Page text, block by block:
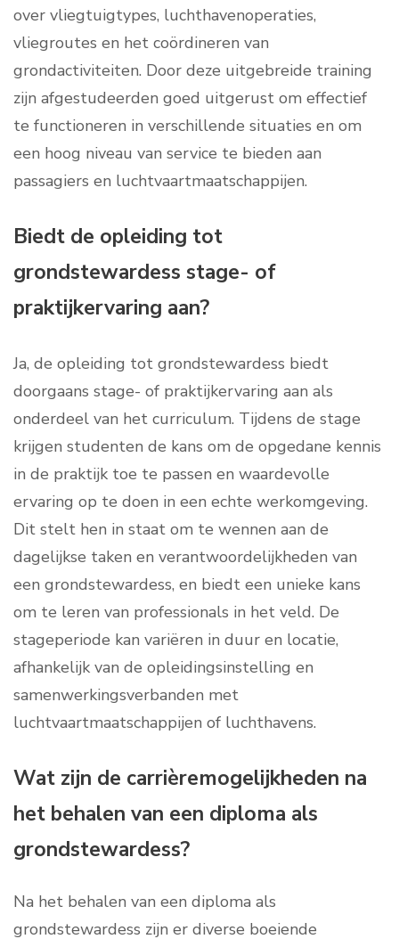
over vliegtuigtypes, luchthavenoperaties,
vliegroutes en het coördineren van
grondactiviteiten. Door deze uitgebreide training
zijn afgestudeerden goed uitgerust om effectief
te functioneren in verschillende situaties en om
een hoog niveau van service te bieden aan
passagiers en luchtvaartmaatschappijen.
Biedt de opleiding tot
grondstewardess stage- of
praktijkervaring aan?
Ja, de opleiding tot grondstewardess biedt
doorgaans stage- of praktijkervaring aan als
onderdeel van het curriculum. Tijdens de stage
krijgen studenten de kans om de opgedane kennis
in de praktijk toe te passen en waardevolle
ervaring op te doen in een echte werkomgeving.
Dit stelt hen in staat om te wennen aan de
dagelijkse taken en verantwoordelijkheden van
een grondstewardess, en biedt een unieke kans
om te leren van professionals in het veld. De
stageperiode kan variëren in duur en locatie,
afhankelijk van de opleidingsinstelling en
samenwerkingsverbanden met
luchtvaartmaatschappijen of luchthavens.
Wat zijn de carrièremogelijkheden na
het behalen van een diploma als
grondstewardess?
Na het behalen van een diploma als
grondstewardess zijn er diverse boeiende